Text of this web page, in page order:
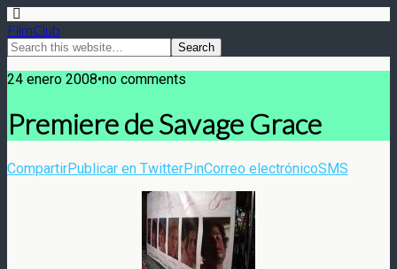
FilmClub
24 enero 2008•no comments
Premiere de Savage Grace
CompartirPublicar en TwitterPinCorreo electrónicoSMS